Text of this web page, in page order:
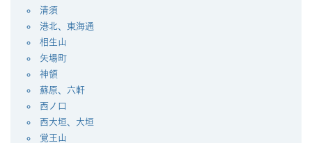
清須
港北、東海通
相生山
矢場町
神領
蘇原、六軒
西ノ口
西大垣、大垣
覚王山